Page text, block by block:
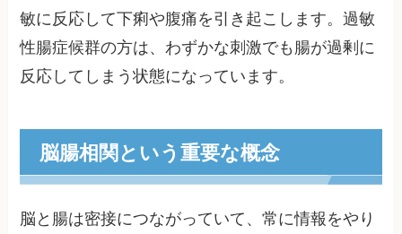
敏に反応して下痢や腹痛を引き起こします。過敏
性腸症候群の方は、わずかな刺激でも腸が過剰に
反応してしまう状態になっています。
脳腸相関という重要な概念
脳と腸は密接につながっていて、常に情報をやり